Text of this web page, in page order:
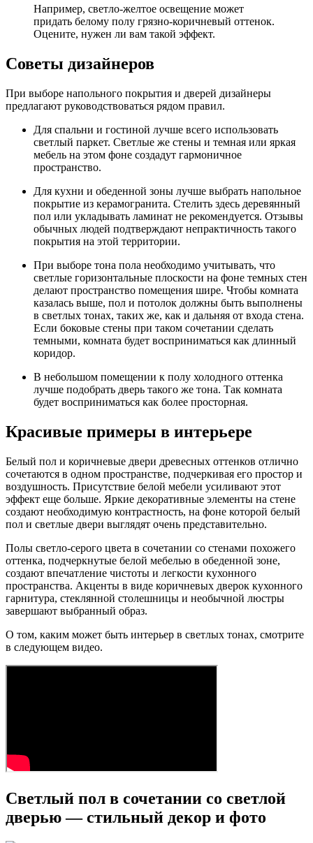
Например, светло-желтое освещение может
придать белому полу грязно-коричневый оттенок.
Оцените, нужен ли вам такой эффект.
Советы дизайнеров
При выборе напольного покрытия и дверей дизайнеры
предлагают руководствоваться рядом правил.
Для спальни и гостиной лучше всего использовать
светлый паркет. Светлые же стены и темная или яркая
мебель на этом фоне создадут гармоничное
пространство.
Для кухни и обеденной зоны лучше выбрать напольное
покрытие из керамогранита. Стелить здесь деревянный
пол или укладывать ламинат не рекомендуется. Отзывы
обычных людей подтверждают непрактичность такого
покрытия на этой территории.
При выборе тона пола необходимо учитывать, что
светлые горизонтальные плоскости на фоне темных стен
делают пространство помещения шире. Чтобы комната
казалась выше, пол и потолок должны быть выполнены
в светлых тонах, таких же, как и дальняя от входа стена.
Если боковые стены при таком сочетании сделать
темными, комната будет восприниматься как длинный
коридор.
В небольшом помещении к полу холодного оттенка
лучше подобрать дверь такого же тона. Так комната
будет восприниматься как более просторная.
Красивые примеры в интерьере
Белый пол и коричневые двери древесных оттенков отлично
сочетаются в одном пространстве, подчеркивая его простор и
воздушность. Присутствие белой мебели усиливают этот
эффект еще больше. Яркие декоративные элементы на стене
создают необходимую контрастность, на фоне которой белый
пол и светлые двери выглядят очень представительно.
Полы светло-серого цвета в сочетании со стенами похожего
оттенка, подчеркнутые белой мебелью в обеденной зоне,
создают впечатление чистоты и легкости кухонного
пространства. Акценты в виде коричневых дверок кухонного
гарнитура, стеклянной столешницы и необычной люстры
завершают выбранный образ.
О том, каким может быть интерьер в светлых тонах, смотрите
в следующем видео.
Светлый пол в сочетании со светлой
дверью — стильный декор и фото